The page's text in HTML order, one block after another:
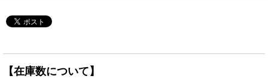
【在庫数について】